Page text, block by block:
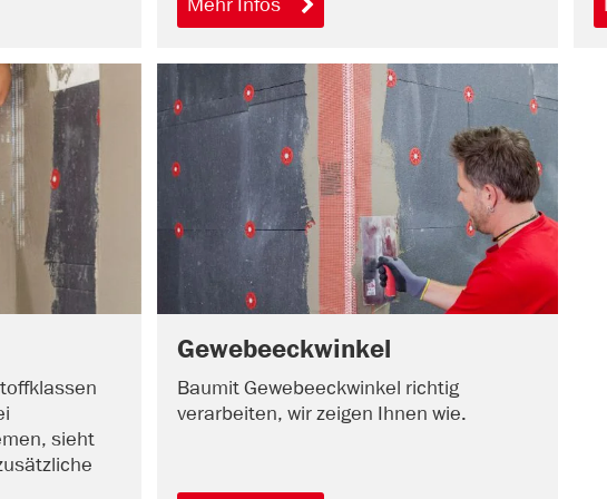
sieht
Gewebeeckwinkel
Baumit Gewebeeckwinkel richtig
verarbeiten, wir zeigen Ihnen wie.